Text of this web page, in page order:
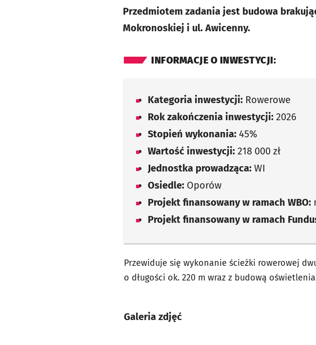
Przedmiotem zadania jest budowa
Mokronoskiej i ul. Awicenny.
INFORMACJE O INWESTYCJI:
Kategoria inwestycji: Rowerowe
Rok zakończenia inwestycji: 2026
Stopień wykonania: 45%
Wartość inwestycji: 218 000 zł
Jednostka prowadząca: WI
Osiedle: Oporów
Projekt finansowany w ramach WBO:
Projekt finansowany w ramach
Przewiduje się wykonanie ścieżki rowerowej
o długości ok. 220 m wraz z budową
Galeria zdjęć